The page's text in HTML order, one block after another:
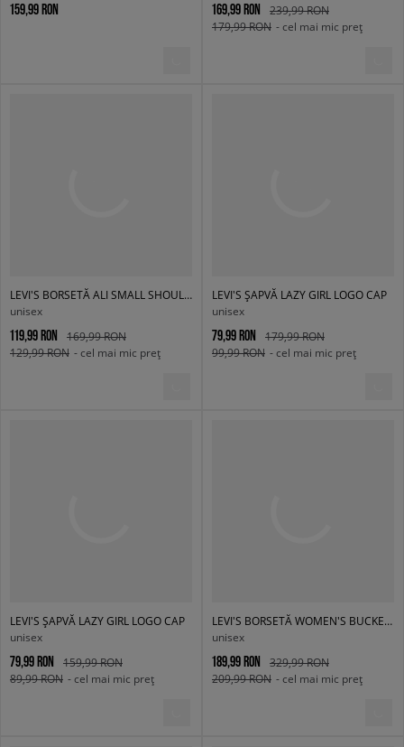
159,99 RON 169,99 RON
239,99 RON
179,99 RON - cel mai mic preț
LEVI'S BORSETĂ ALI SMALL SHOULDER BAG
unisex
119,99 RON
169,99 RON
129,99 RON - cel mai mic preț
LEVI'S ȘAPVĂ LAZY GIRL LOGO CAP
unisex
79,99 RON
179,99 RON
99,99 RON - cel mai mic preț
LEVI'S ȘAPVĂ LAZY GIRL LOGO CAP
unisex
79,99 RON
159,99 RON
89,99 RON - cel mai mic preț
LEVI'S BORSETĂ WOMEN'S BUCKET BAG
unisex
189,99 RON
329,99 RON
209,99 RON - cel mai mic preț